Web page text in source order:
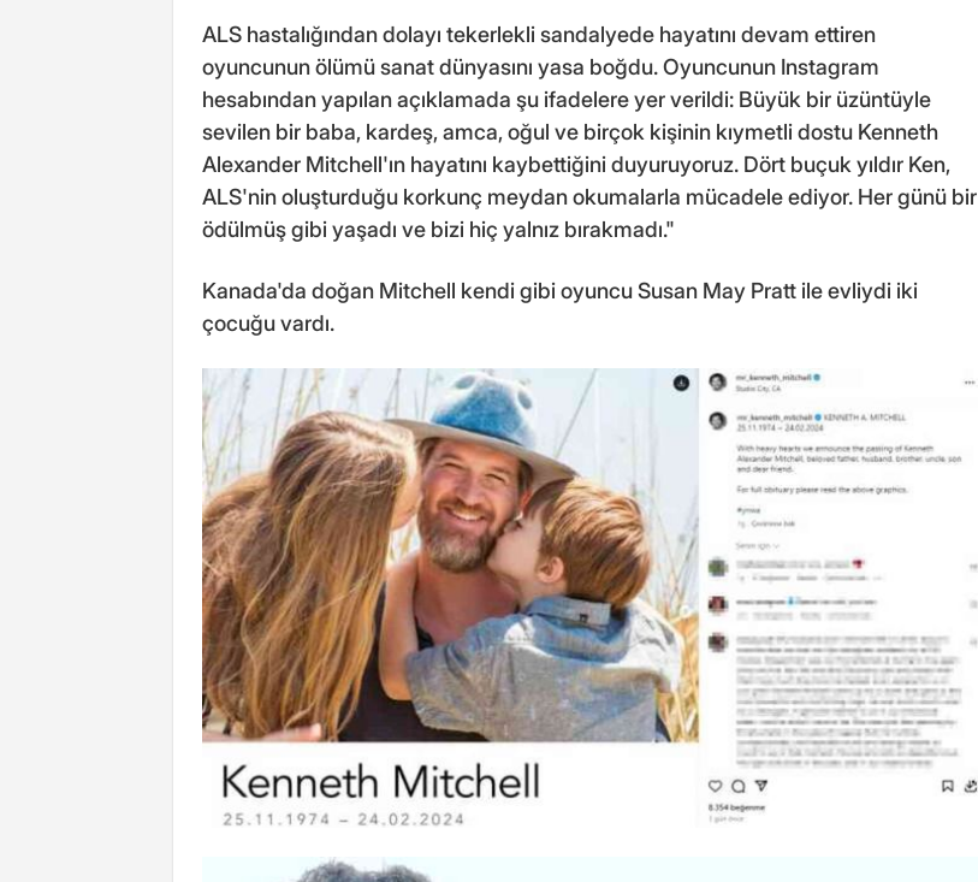
ALS hastalığından dolayı tekerlekli sandalyede hayatını devam ettiren
oyuncunun ölümü sanat dünyasını yasa boğdu. Oyuncunun Instagram
hesabından yapılan açıklamada şu ifadelere yer verildi: Büyük bir üzüntüyle
sevilen bir baba, kardeş, amca, oğul ve birçok kişinin kıymetli dostu Kenneth
Alexander Mitchell'ın hayatını kaybettiğini duyuruyoruz. Dört buçuk yıldır Ken,
ALS'nin oluşturduğu korkunç meydan okumalarla mücadele ediyor. Her günü bir
ödülmüş gibi yaşadı ve bizi hiç yalnız bırakmadı."
Kanada'da doğan Mitchell kendi gibi oyuncu Susan May Pratt ile evliydi iki
çocuğu vardı.